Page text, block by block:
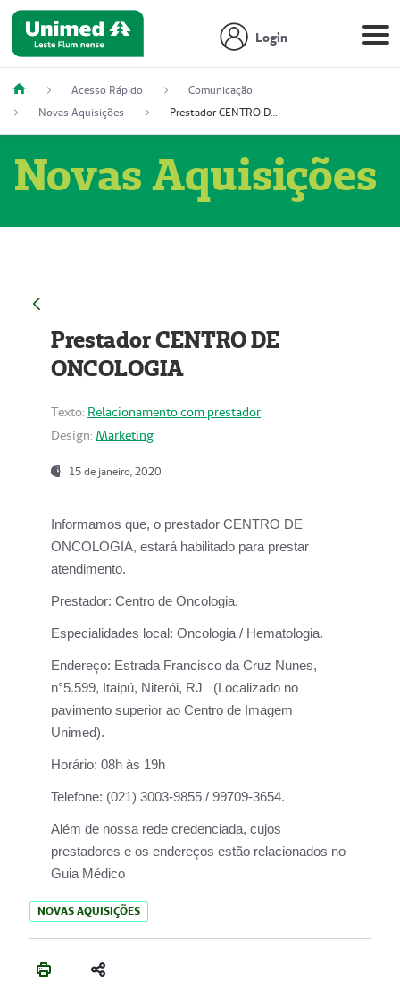
Login
Acesso Rápido
Comunicação
Novas Aquisições
Prestador CENTRO DE ONCOLOGIA
Novas Aquisições
Prestador CENTRO DE
ONCOLOGIA
Texto: Relacionamento com prestador
Design: Marketing
15 de janeiro, 2020
Informamos que, o prestador CENTRO DE
ONCOLOGIA, estará habilitado para prestar
atendimento.
Prestador: Centro de Oncologia.
Especialidades local: Oncologia / Hematologia.
Endereço: Estrada Francisco da Cruz Nunes,
n°5.599, Itaipú, Niterói, RJ (Localizado no
pavimento superior ao Centro de Imagem
Unimed).
Horário: 08h às 19h
Telefone: (021) 3003-9855 / 99709-3654.
Além de nossa rede credenciada, cujos
prestadores e os endereços estão relacionados no
Guia Médico
NOVAS AQUISIÇÕES